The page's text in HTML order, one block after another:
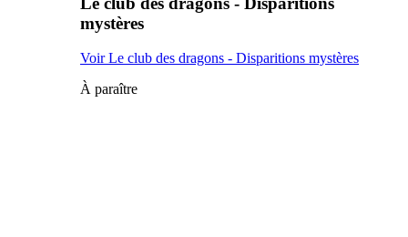
mystères
Voir Le club des dragons - Disparitions mystères
À paraître